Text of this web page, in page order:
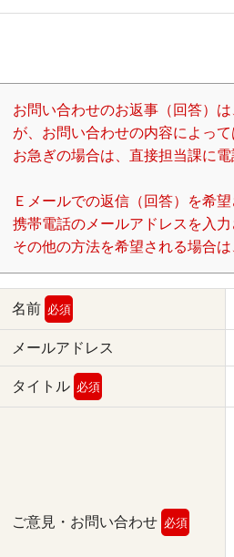
お問い合わせのお返事（回答）
が、お問い合わせの内容によっ
お急ぎの場合は、直接担当課に
Ｅメールでの返信（回答）を希
携帯電話のメールアドレスを入
その他の方法を希望される場合
名前 必須
メールアドレス
タイトル 必須
ご意見・お問い合わせ 必須